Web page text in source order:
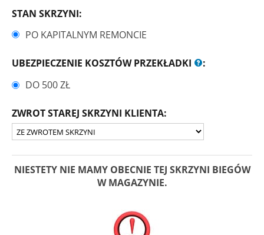
STAN SKRZYNI:
PO KAPITALNYM REMONCIE
UBEZPIECZENIE KOSZTÓW PRZEKŁADKI
:
DO 500 ZŁ
ZWROT STAREJ SKRZYNI KLIENTA:
NIESTETY NIE MAMY OBECNIE TEJ SKRZYNI BIEGÓW
W MAGAZYNIE.